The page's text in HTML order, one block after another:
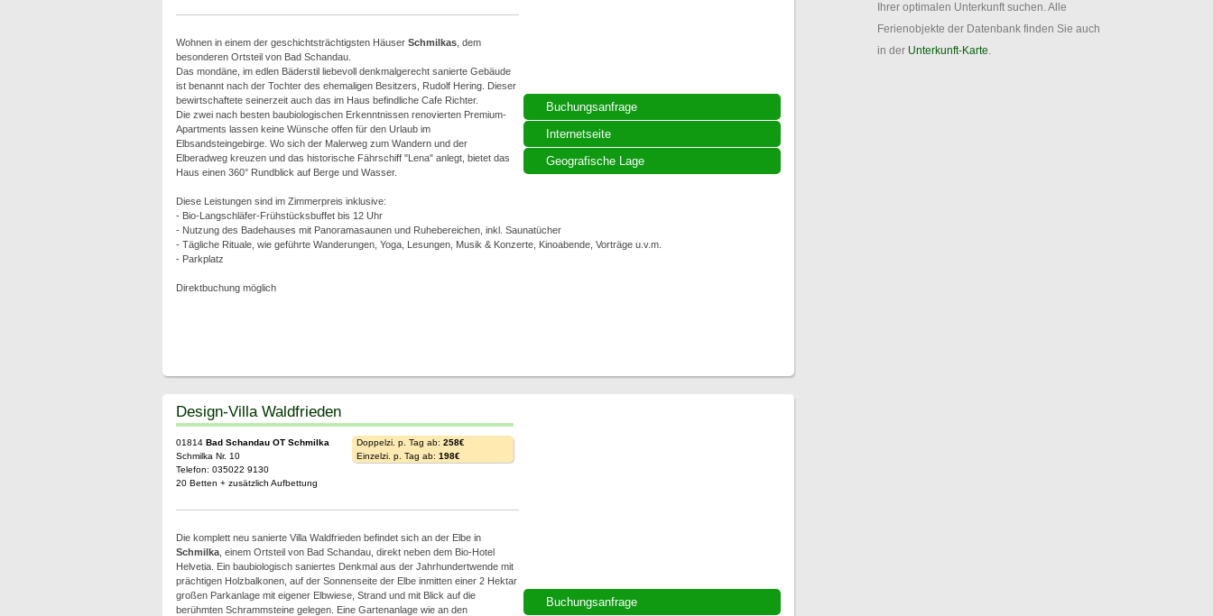
Buchungsanfrage
Internetseite
Geografische Lage
Wohnen in einem der geschichtsträchtigsten Häuser Schmilkas, dem
besonderen Ortsteil von Bad Schandau.
Das mondäne, im edlen Bäderstil liebevoll denkmalgerecht sanierte Gebäude
ist benannt nach der Tochter des ehemaligen Besitzers, Rudolf Hering. Dieser
bewirtschaftete seinerzeit auch das im Haus befindliche Cafe Richter.
Die zwei nach besten baubiologischen Erkenntnissen renovierten Premium-
Apartments lassen keine Wünsche offen für den Urlaub im
Elbsandsteingebirge. Wo sich der Malerweg zum Wandern und der
Elberadweg kreuzen und das historische Fährschiff "Lena" anlegt, bietet das
Haus einen 360° Rundblick auf Berge und Wasser.
Diese Leistungen sind im Zimmerpreis inklusive:
- Bio-Langschläfer-Frühstücksbuffet bis 12 Uhr
- Nutzung des Badehauses mit Panoramasaunen und Ruhebereichen, inkl. Saunatücher
- Tägliche Rituale, wie geführte Wanderungen, Yoga, Lesungen, Musik & Konzerte, Kinoabende, Vorträge u.v.m.
- Parkplatz
Direktbuchung möglich
Buchungsanfrage
Design-Villa Waldfrieden
01814 Bad Schandau OT Schmilka
Schmilka Nr. 10
Telefon: 035022 9130
20 Betten + zusätzlich Aufbettung
Doppelzi. p. Tag ab: 258€
Einzelzi. p. Tag ab: 198€
Die komplett neu sanierte Villa Waldfrieden befindet sich an der Elbe in
Schmilka, einem Ortsteil von Bad Schandau, direkt neben dem Bio-Hotel
Helvetia. Ein baubiologisch saniertes Denkmal aus der Jahrhundertwende mit
prächtigen Holzbalkonen, auf der Sonnenseite der Elbe inmitten einer 2 Hektar
großen Parkanlage mit eigener Elbwiese, Strand und mit Blick auf die
berühmten Schrammsteine gelegen. Eine Gartenanlage wie an den
Ihrer optimalen Unterkunft suchen. Alle
Ferienobjekte der Datenbank finden Sie auch
in der Unterkunft-Karte.